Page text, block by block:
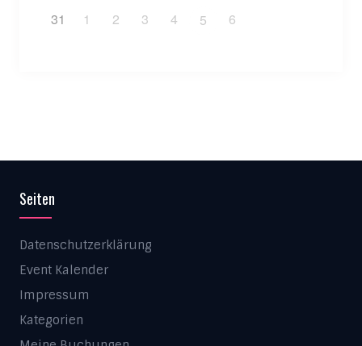
31
1 2 3 4 5 6
Seiten
Datenschutzerklärung
Event Kalender
Impressum
Kategorien